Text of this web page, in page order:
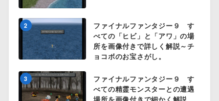
2
ファイナルファンタジー９ す
べての「ヒビ」と「アワ」の場
所を画像付きで詳しく解説～チ
ョコボのお宝さがし。
3
ファイナルファンタジー９ す
べての精霊モンスターとの遭遇
場所を画像付きで細かく解説